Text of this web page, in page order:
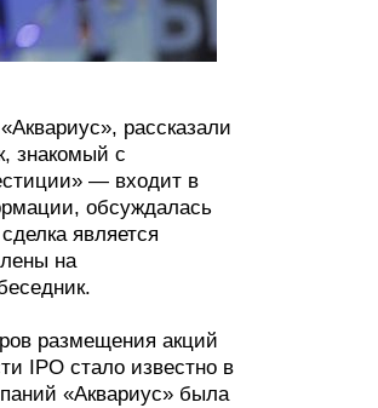
рассказали
знакомый с
— входит в
обсуждалась
является
на
размещения акций
IPO стало известно в
«Аквариус» была